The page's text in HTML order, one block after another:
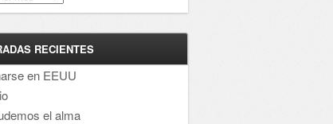
RECIENTES
en EEUU
el alma